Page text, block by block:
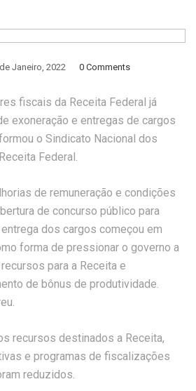
Janeiro, 2022 0 Comments
fiscais da Receita Federal já
exoneração e entregas de cargos
o Sindicato Nacional dos
Federal.
de remuneração e condições
de concurso público para
dos cargos começou em
forma de pressionar o governo a
para a Receita e
de bônus de produtividade.
recursos destinados a Receita,
e programas de fiscalizações
reduzidos.